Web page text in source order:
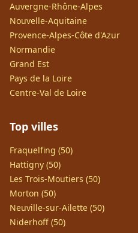
Auvergne-Rhône-Alpes
Nouvelle-Aquitaine
Provence-Alpes-Côte d'Azur
Normandie
Grand Est
Pays de la Loire
Centre-Val de Loire
Top villes
Fraquelfing (50)
Hattigny (50)
Les Trois-Moutiers (50)
Morton (50)
Neuville-sur-Ailette (50)
Niderhoff (50)